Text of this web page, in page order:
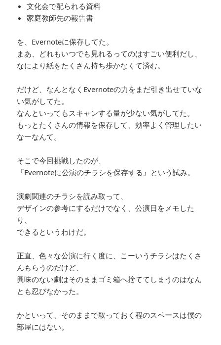
文化会で配られる資料
家庭教師先の報告書
を、Evernoteに保存してた。
まあ、どれもいつでも見れるってのはすごい便利だし、
なにより紙をたくさん持ち歩かなくて済む。
だけど、なんとなくEvernoteの力をまだ引き出せていな
い気がしてた。
なんといってもスキャンする量が少ない気がしてた。
もっとたくさんの情報を保存して、効率よく管理したい
なーなんて。
そこで今回挑戦したのが、
『Evernoteに公演のチラシを保存する』という試み。
演劇関連のチラシを読み取って、
デザインの参考にするだけでなく、公演日をメモした
り、
できるというわけだ。
正直、色々な公演に行く度に、こーいうチラシはたくさ
んもらうのだけど、
興味のない劇はそのままゴミ箱へ捨ててしまうのはなん
とも忍びなかった。
かといって、そのままで取っておく程のスペースは僕の
部屋にはない。